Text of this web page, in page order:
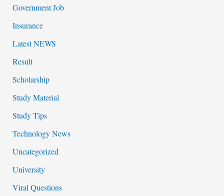
Government Job
Insurance
Latest NEWS
Result
Scholarship
Study Material
Study Tips
Technology News
Uncategorized
University
Viral Questions